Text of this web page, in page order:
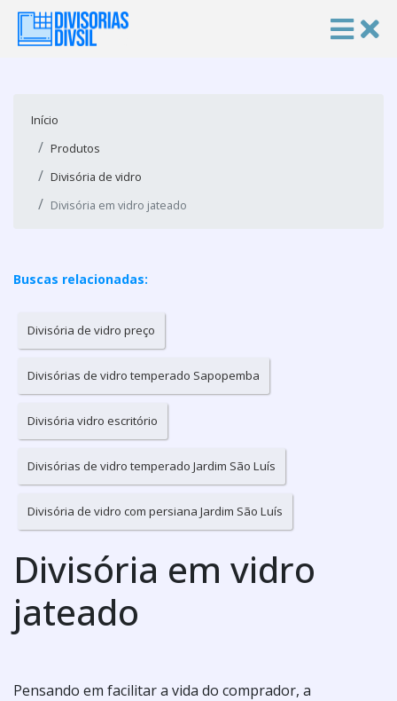
Início
Produtos
Divisória de vidro
Divisória em vidro jateado
Buscas relacionadas:
Divisória de vidro preço
Divisórias de vidro temperado Sapopemba
Divisória vidro escritório
Divisórias de vidro temperado Jardim São Luís
Divisória de vidro com persiana Jardim São Luís
Divisória em vidro
jateado
Pensando em facilitar a vida do comprador, a